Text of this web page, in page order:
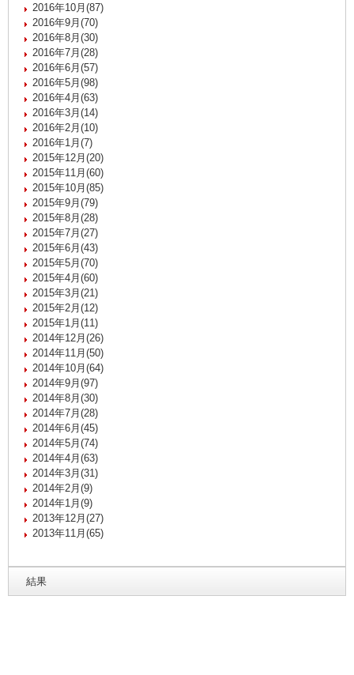
2016年10月(87)
2016年9月(70)
2016年8月(30)
2016年7月(28)
2016年6月(57)
2016年5月(98)
2016年4月(63)
2016年3月(14)
2016年2月(10)
2016年1月(7)
2015年12月(20)
2015年11月(60)
2015年10月(85)
2015年9月(79)
2015年8月(28)
2015年7月(27)
2015年6月(43)
2015年5月(70)
2015年4月(60)
2015年3月(21)
2015年2月(12)
2015年1月(11)
2014年12月(26)
2014年11月(50)
2014年10月(64)
2014年9月(97)
2014年8月(30)
2014年7月(28)
2014年6月(45)
2014年5月(74)
2014年4月(63)
2014年3月(31)
2014年2月(9)
2014年1月(9)
2013年12月(27)
2013年11月(65)
結果